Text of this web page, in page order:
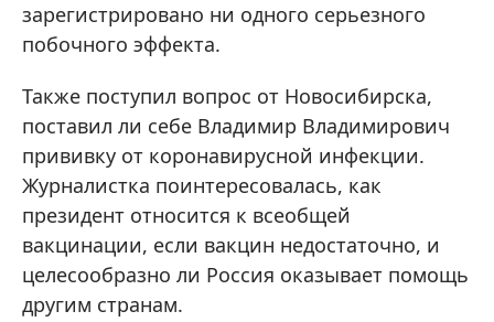
зарегистрировано ни одного серьезного
побочного эффекта.
Также поступил вопрос от Новосибирска,
поставил ли себе Владимир Владимирович
прививку от коронавирусной инфекции.
Журналистка поинтересовалась, как
президент относится к всеобщей
вакцинации, если вакцин недостаточно, и
целесообразно ли Россия оказывает помощь
другим странам.